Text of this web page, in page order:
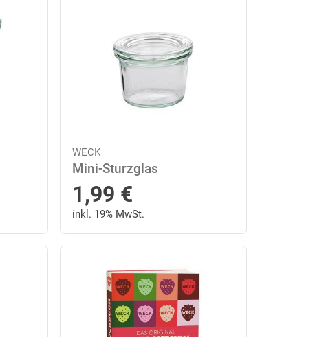
WECK
Mini-Sturzglas
1,99 €
inkl. 19% MwSt.